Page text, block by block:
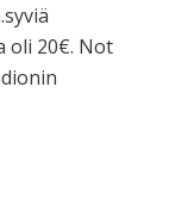
oli 20€. Not